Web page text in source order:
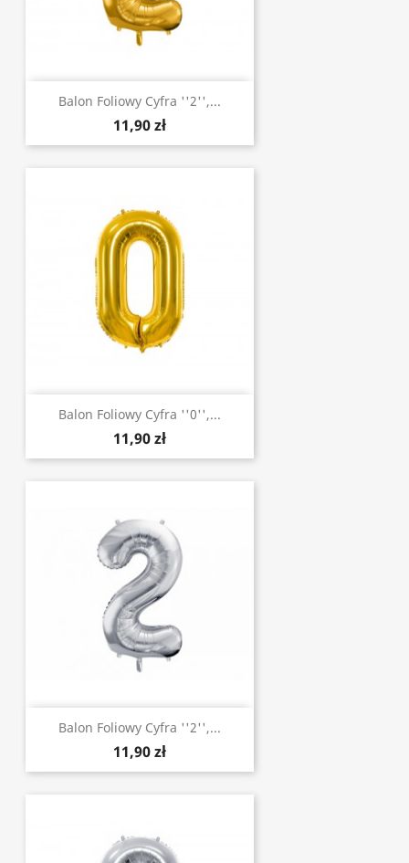
Balon Foliowy Cyfra ''2'',...
11,90 zł
Balon Foliowy Cyfra ''0'',...
11,90 zł
Balon Foliowy Cyfra ''2'',...
11,90 zł